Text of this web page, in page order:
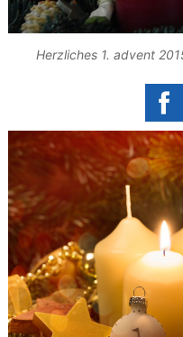
Herzliches 1. advent